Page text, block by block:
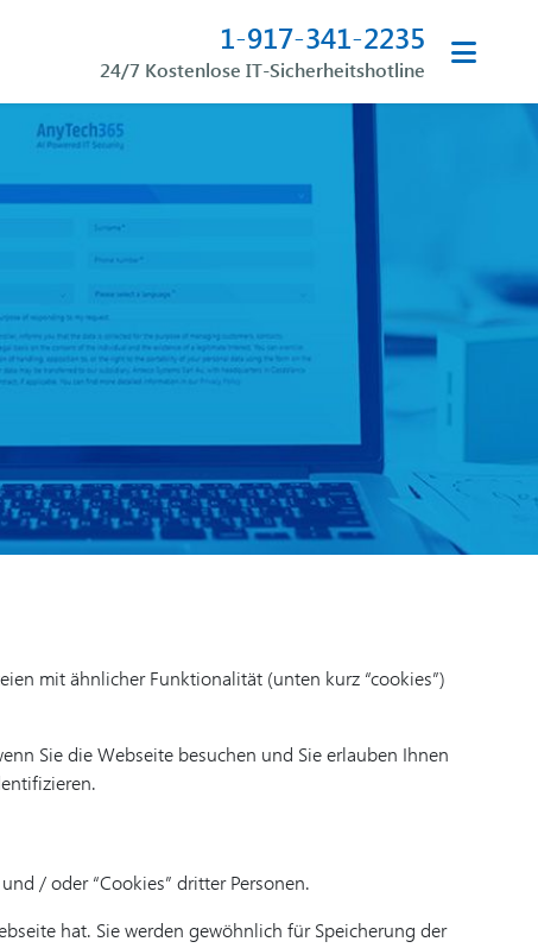
1-917-341-2235
24/7 Kostenlose IT-Sicherheitshotline
mit ähnlicher Funktionalität (unten kurz “cookies”)
Sie die Webseite besuchen und Sie erlauben Ihnen
/ oder “Cookies” dritter Personen.
hat. Sie werden gewöhnlich für Speicherung der